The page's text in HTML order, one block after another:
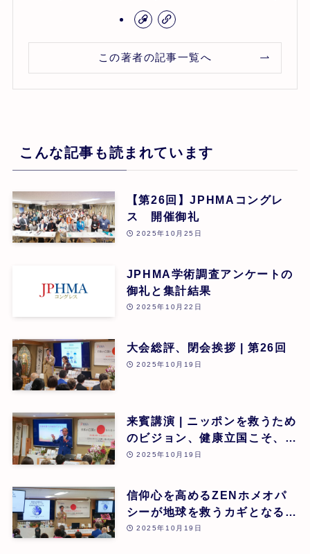
この著者の記事一覧へ
こんな記事も読まれています
【第26回】JPHMAコングレ
ス 開催御礼
2025年10月25日
JPHMA学術調査アンケートの
御礼と集計結果
2025年10月22日
大会総評、閉会挨拶 | 第26回
2025年10月19日
来賓講演 | ニッポンを救うため
のビジョン、健康立国こそ、日
本再生の道 | 吉野敏明(医療法
ック 院長) | 第26回
2025年10月19日
信仰心を高めるZENホメオパ
シーが地球を救うカギとなる |
道繁良 | 第26回
2025年10月19日